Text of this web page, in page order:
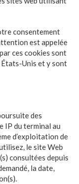
consentement
est appelée
ces cookies sont
États-Unis et y sont
des
IP du terminal au
d’exploitation de
le site Web
consultées depuis
la date,